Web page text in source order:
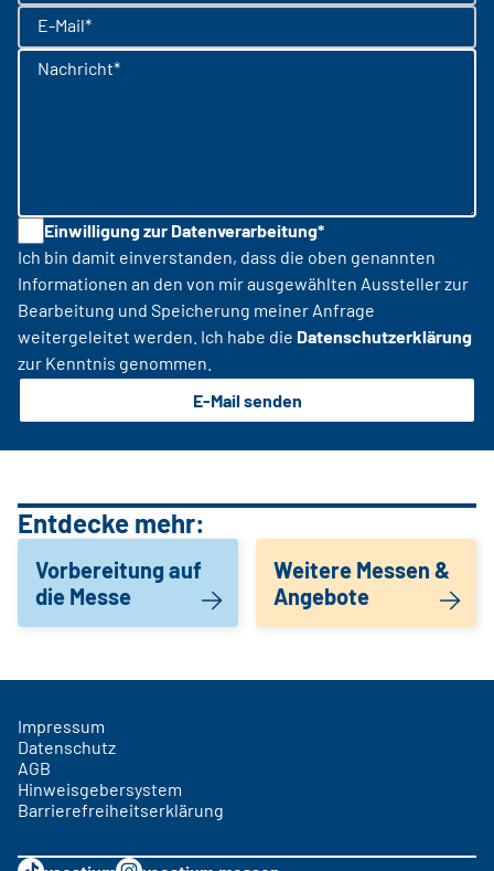
E-Mail*
Nachricht*
Einwilligung zur Datenverarbeitung*
Ich bin damit einverstanden, dass die oben genannten
Informationen an den von mir ausgewählten Aussteller zur
Bearbeitung und Speicherung meiner Anfrage
weitergeleitet werden. Ich habe die Datenschutzerklärung
zur Kenntnis genommen.
E-Mail senden
Entdecke mehr:
Vorbereitung auf
die Messe
Weitere Messen &
Angebote
Impressum
Datenschutz
AGB
Hinweisgebersystem
Barrierefreiheitserklärung